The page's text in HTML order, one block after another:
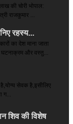
की चोरी भोपाल:
राजकुमार ...
रहस्य...
का देश माना जाता
घटनाक्रम और वस्तु...
है,योग्य सेवक है,इसीलिए
ग...
शिव की विशेष